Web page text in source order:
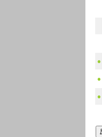
●
●
●